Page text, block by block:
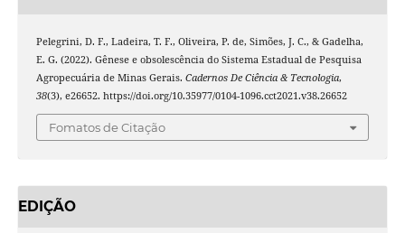
Pelegrini, D. F., Ladeira, T. F., Oliveira, P. de, Simões, J. C., & Gadelha,
E. G. (2022). Gênese e obsolescência do Sistema Estadual de Pesquisa
Agropecuária de Minas Gerais. Cadernos De Ciência & Tecnologia,
38(3), e26652. https://doi.org/10.35977/0104-1096.cct2021.v38.26652
Fomatos de Citação
EDIÇÃO